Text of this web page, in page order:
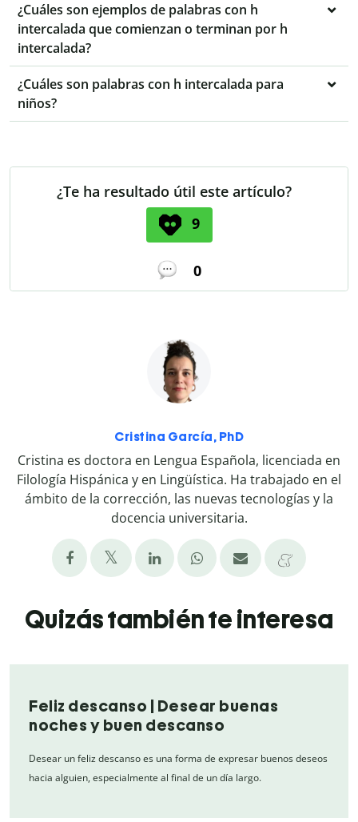
¿Cuáles son ejemplos de palabras con h
intercalada que comienzan o terminan por h
intercalada?
¿Cuáles son palabras con h intercalada para
niños?
¿Te ha resultado útil este artículo?
9
0
Cristina García, PhD
Cristina es doctora en Lengua Española, licenciada en
Filología Hispánica y en Lingüística. Ha trabajado en el
ámbito de la corrección, las nuevas tecnologías y la
docencia universitaria.
Quizás también te interesa
Feliz descanso | Desear buenas
noches y buen descanso
Desear un feliz descanso es una forma de expresar buenos deseos
hacia alguien, especialmente al final de un día largo.